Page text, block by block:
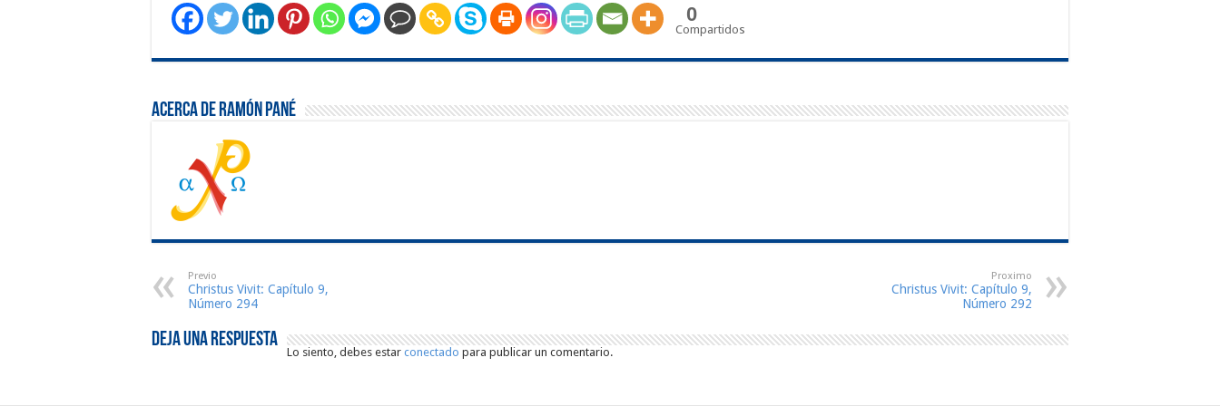
0
Compartidos
Acerca de Ramón Pané
Previo
Christus Vivit: Capítulo 9,
Número 294
Proximo
Christus Vivit: Capítulo 9,
Número 292
Deja una respuesta
Lo siento, debes estar conectado para publicar un comentario.